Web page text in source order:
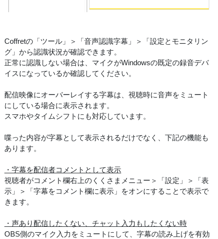
Coffretの「ツール」＞「音声認識字幕」＞「設定とモニタリン
グ」から認識状況が確認できます。
正常に認識しない場合は、マイクがWindowsの既定の録音デバ
イスになっているか確認してください。
配信映像にオーバーレイする字幕は、視聴時に音声をミュート
にしている場合に表示されます。
スマホやタイムシフトにも対応しています。
喋った内容が字幕として表示されるだけでなく、下記の機能も
あります。
・字幕を配信者コメントとして表示
視聴者がコメント欄右上のくくさまメニュー＞「設定」＞「表
示」＞「字幕をコメント欄に表示」をオンにすることで表示で
きます。
・声あり配信したくない、チャット入力もしたくない時
OBS側のマイク入力をミュートにして、字幕の読み上げを有効